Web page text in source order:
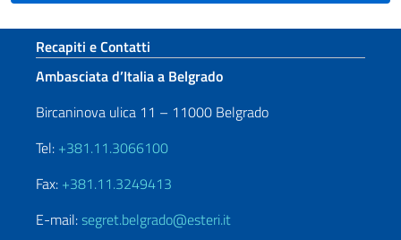
Sezione footer
Recapiti e Contatti
Ambasciata d’Italia a Belgrado
Bircaninova ulica 11 – 11000 Belgrado
Tel: +381.11.3066100
Fax: +381.11.3249413
E-mail:segret.belgrado@esteri.it